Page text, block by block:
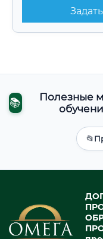
📚
Полезные
📂